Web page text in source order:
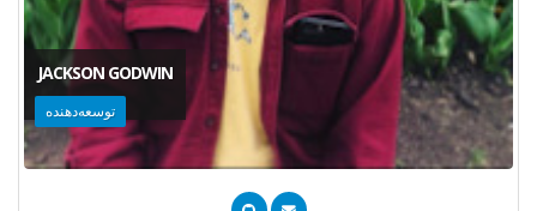
JACKSON GODWIN
توسعه‌دهنده